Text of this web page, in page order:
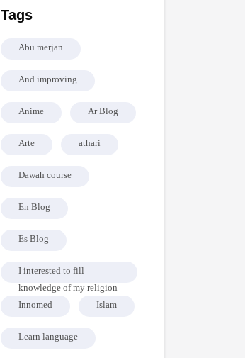
Tags
Abu merjan
And improving
Anime
Ar Blog
Arte
athari
Dawah course
En Blog
Es Blog
I interested to fill
knowledge of my religion
Innomed
Islam
Learn language